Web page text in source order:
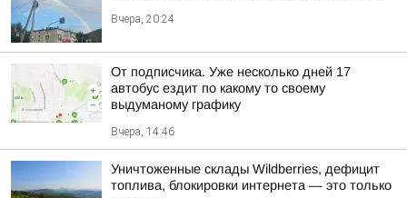
Вчера, 20:24
От подписчика. Уже несколько дней 17
автобус ездит по какому то своему
выдуманому графику
Вчера, 14:46
Уничтоженные склады Wildberries, дефицит
топлива, блокировки интернета — это только